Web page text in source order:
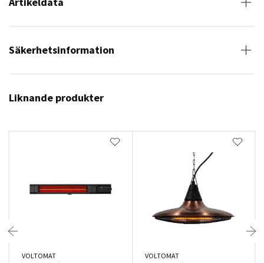
Säkerhetsinformation
Liknande produkter
VOLTOMAT VOLTOMAT